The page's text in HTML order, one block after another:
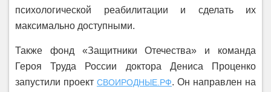
психологической реабилитации и сделать их
максимально доступными.
Также фонд «Защитники Отечества» и команда
Героя Труда России доктора Дениса Проценко
запустили проект СВОИРОДНЫЕ.РФ. Он направлен на